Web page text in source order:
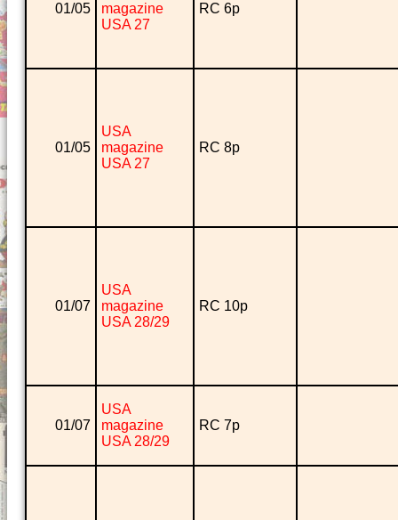
01/05
magazine
USA 27
RC 6p
01/05
USA
magazine
USA 27
RC 8p
01/07
USA
magazine
USA 28/29
RC 10p
01/07
USA
magazine
USA 28/29
RC 7p